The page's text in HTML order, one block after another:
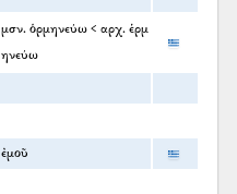
μσν. ὁρμηνεύω < αρχ. ἑρμ
ηνεύω
ἐμοῦ